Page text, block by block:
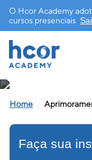
O Hcor Academy
cursos presenciais
Anuidade
Acesso restrito
Faça sua